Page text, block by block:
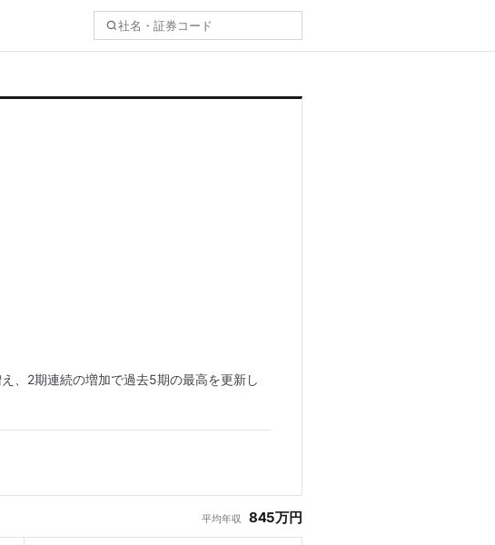
、2期連続の増加で過去5期の最高を更新し
平均年収 845万円